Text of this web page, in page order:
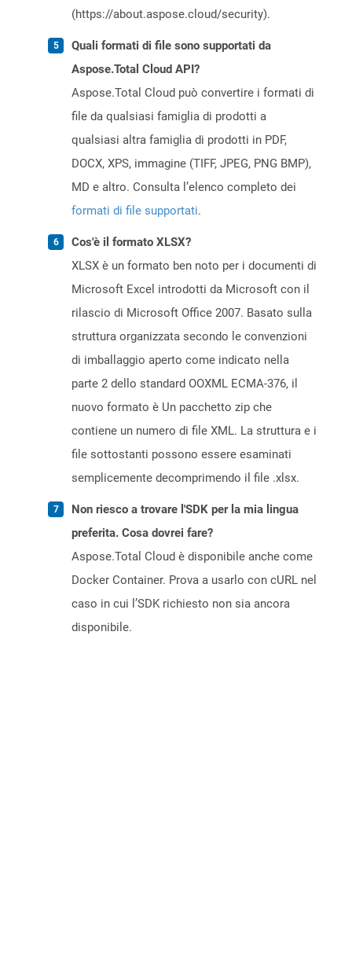
(https://about.aspose.cloud/security).
Quali formati di file sono supportati da
Aspose.Total Cloud API?
Aspose.Total Cloud può convertire i formati di
file da qualsiasi famiglia di prodotti a
qualsiasi altra famiglia di prodotti in PDF,
DOCX, XPS, immagine (TIFF, JPEG, PNG BMP),
MD e altro. Consulta l’elenco completo dei
formati di file supportati.
Cos'è il formato XLSX?
XLSX è un formato ben noto per i documenti di
Microsoft Excel introdotti da Microsoft con il
rilascio di Microsoft Office 2007. Basato sulla
struttura organizzata secondo le convenzioni
di imballaggio aperto come indicato nella
parte 2 dello standard OOXML ECMA-376, il
nuovo formato è Un pacchetto zip che
contiene un numero di file XML. La struttura e i
file sottostanti possono essere esaminati
semplicemente decomprimendo il file .xlsx.
Non riesco a trovare l'SDK per la mia lingua
preferita. Cosa dovrei fare?
Aspose.Total Cloud è disponibile anche come
Docker Container. Prova a usarlo con cURL nel
caso in cui l’SDK richiesto non sia ancora
disponibile.